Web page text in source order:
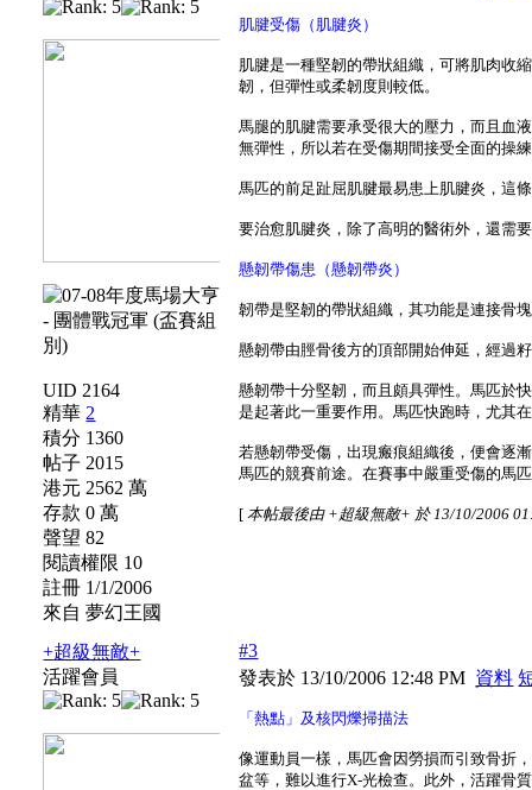
UID 2164
精華 2
積分 1360
帖子 2015
港元 2562 萬
存款 0 萬
聲望 82
閱讀權限 10
註冊 1/1/2006
來自 夢幻王國
肌腱受傷（肌腱炎）
肌腱是一種堅韌的帶狀組織，可將肌肉收
韌，但彈性或柔韌度則較低。
馬腿的肌腱需要承受很大的壓力，而且血
無彈性，所以若在受傷期間接受全面的操
馬匹的前足趾屈肌腱最易患上肌腱炎，這
要治愈肌腱炎，除了高明的醫術外，還需
懸韌帶傷患（懸韌帶炎）
韌帶是堅韌的帶狀組織，其功能是連接骨
懸韌帶由脛骨後方的頂部開始伸延，經過
懸韌帶十分堅韌，而且頗具彈性。馬匹於
是起著此一重要作用。馬匹快跑時，尤其
若懸韌帶受傷，出現瘢痕組織後，便會逐
馬匹的競賽前途。在賽事中嚴重受傷的馬
[ 本帖最後由 +超級無敵+ 於 13/10/2006
+超級無敵+
活躍會員
#3
發表於 13/10/2006 12:48 PM 資料
「熱點」及核閃爍掃描法
像運動員一樣，馬匹會因勞損而引致骨折
盆等，難以進行X-光檢查。此外，活躍骨